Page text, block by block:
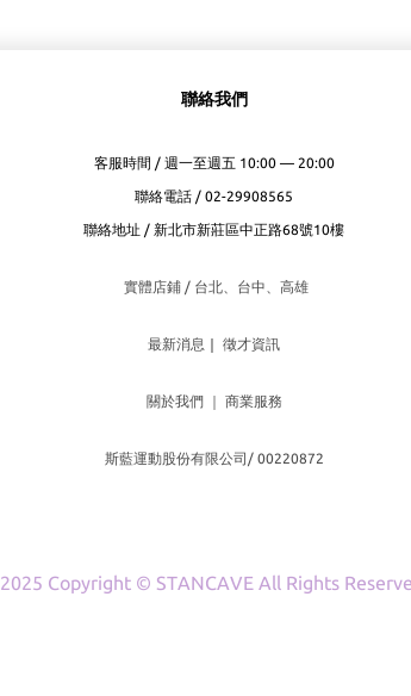
聯絡我們
客服時間 / 週一至週五 10:00 — 20:00
聯絡電話 / 02-29908565
聯絡地址 / 新北市新莊區中正路68號10樓
實體店鋪 / 台北、台中、高雄
最新消息 徵才資訊
關於我們 商業服務
斯藍運動股份有限公司/ 00220872
2025 Copyright © STANCAVE All Rights